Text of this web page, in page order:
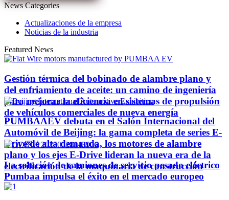
News Categories
Actualizaciones de la empresa
Noticias de la industria
Featured News
Gestión térmica del bobinado de alambre plano y
del enfriamiento de aceite: un camino de ingeniería
para mejorar la eficiencia en sistemas de propulsión
de vehículos comerciales de nueva energía
PUMBAAEV debuta en el Salón Internacional del
Automóvil de Beijing: la gama completa de series E-
Drive de alta demanda, los motores de alambre
plano y los ejes E-Drive lideran la nueva era de la
electrificación de la maquinaria de construcción
La solución de camiones de servicio pesado eléctrico
Pumbaa impulsa el éxito en el mercado europeo